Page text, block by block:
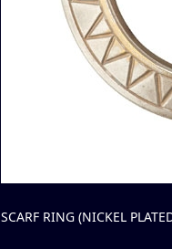
SCARF RING (NICKEL